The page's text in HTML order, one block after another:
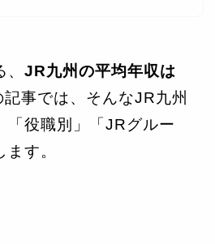
、JR九州の平均年収は
記事では、そんなJR九州
「役職別」「JRグルー
す。